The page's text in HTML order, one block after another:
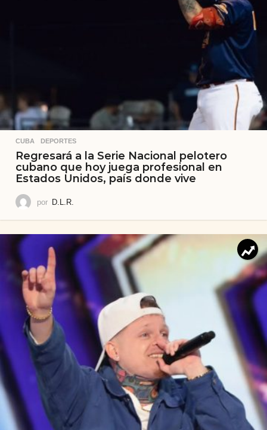
CUBA ,DEPORTES
Regresará a la Serie Nacional pelotero
cubano que hoy juega profesional en
Estados Unidos, país donde vive
por D.L.R.